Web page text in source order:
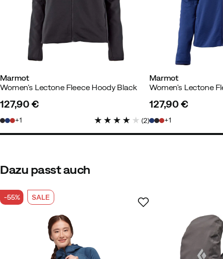
Marmot
Women's Lectone Fleece Hoody Black
127,90 €
1 (2)
Marmot
127,90 €
1
Dazu passt auch
-55% SALE